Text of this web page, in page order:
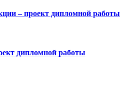
– проект дипломной работы
дипломной работы